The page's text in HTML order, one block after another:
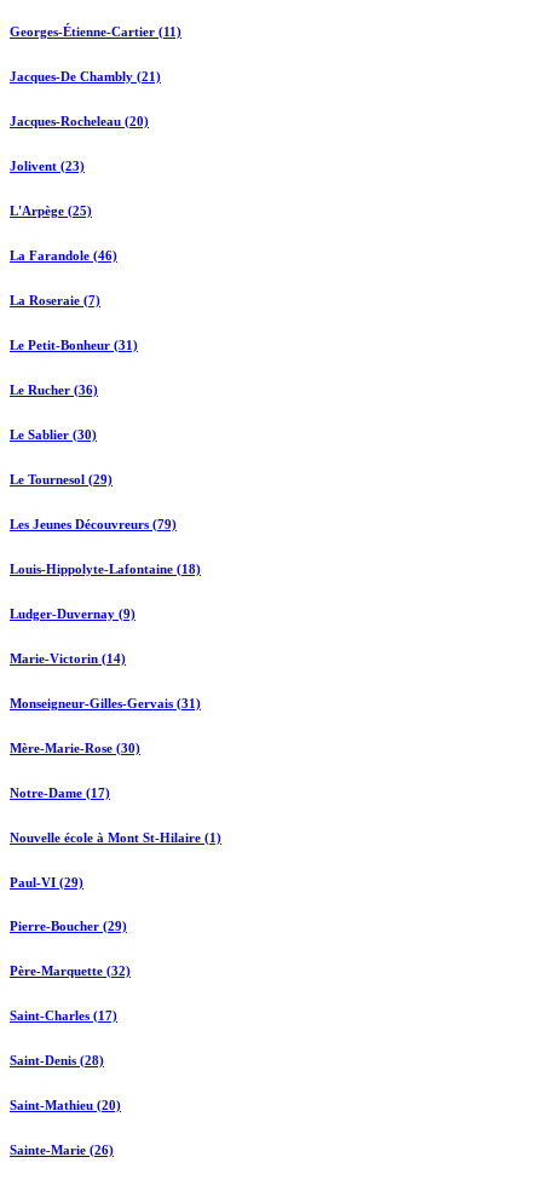
Georges-Étienne-Cartier (11)
Jacques-De Chambly (21)
Jacques-Rocheleau (20)
Jolivent (23)
L'Arpège (25)
La Farandole (46)
La Roseraie (7)
Le Petit-Bonheur (31)
Le Rucher (36)
Le Sablier (30)
Le Tournesol (29)
Les Jeunes Découvreurs (79)
Louis-Hippolyte-Lafontaine (18)
Ludger-Duvernay (9)
Marie-Victorin (14)
Monseigneur-Gilles-Gervais (31)
Mère-Marie-Rose (30)
Notre-Dame (17)
Nouvelle école à Mont St-Hilaire (1)
Paul-VI (29)
Pierre-Boucher (29)
Père-Marquette (32)
Saint-Charles (17)
Saint-Denis (28)
Saint-Mathieu (20)
Sainte-Marie (26)